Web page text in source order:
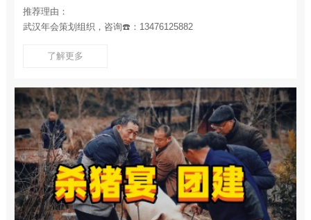
推荐理由：
武汉年会策划组织，咨询☎️：13476125882
了解更多